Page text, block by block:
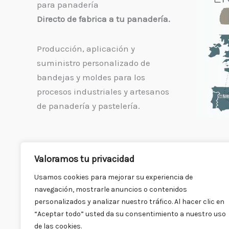
Valoramos tu privacidad
Usamos cookies para mejorar su experiencia de
navegación, mostrarle anuncios o contenidos
personalizados y analizar nuestro tráfico. Al hacer clic en
“Aceptar todo” usted da su consentimiento a nuestro uso
de las cookies.
para panadería
Directo de fabrica a tu panadería.
Producción, aplicación y
suministro personalizado de
bandejas y moldes para los
procesos industriales y artesanos
de panadería y pastelería.